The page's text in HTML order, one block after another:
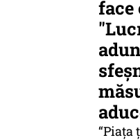
face
“Piața